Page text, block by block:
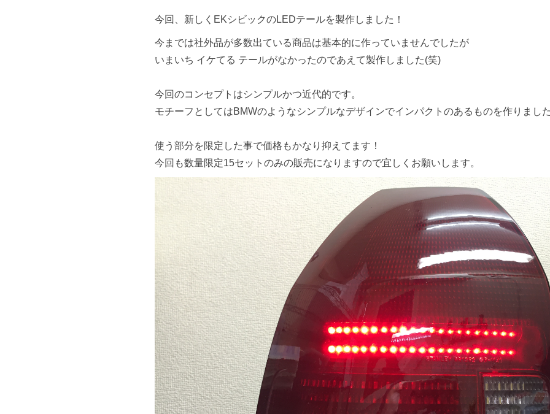
今回、新しくEKシビックのLEDテールを製作しました！
今までは社外品が多数出ている商品は基本的に作っていませんでしたが
いまいち イケてる テールがなかったのであえて製作しました(笑)
今回のコンセプトはシンプルかつ近代的です。
モチーフとしてはBMWのようなシンプルなデザインでインパクトのあるものを作りまし
使う部分を限定した事で価格もかなり抑えてます！
今回も数量限定15セットのみの販売になりますので宜しくお願いします。